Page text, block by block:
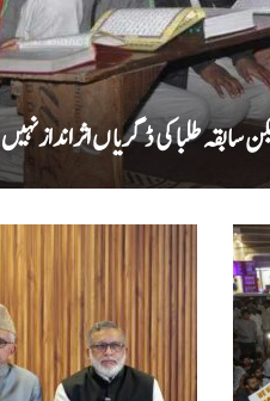
طلبا کی ڈگریا ں اثرانداز نہیں